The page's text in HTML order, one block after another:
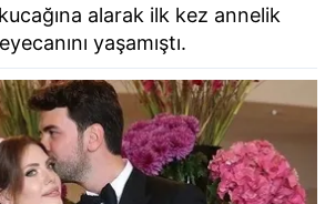
alarak ilk kez annelik
yaşamıştı.